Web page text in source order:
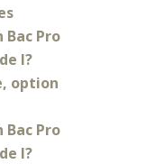
Pro
l?
option
Pro
l?